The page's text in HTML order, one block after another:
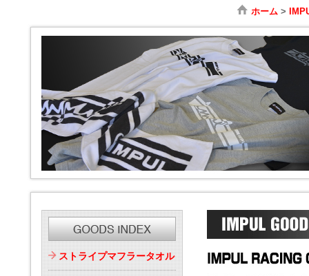
ホーム >
ストライプマフラータオル